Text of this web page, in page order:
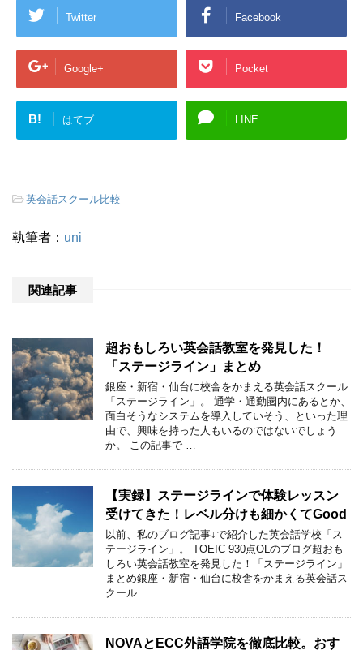
Twitter Facebook
Google+ Pocket
B! はてブ LINE
-英会話スクール比較
執筆者： uni
関連記事
超おもしろい英会話教室を発見した！
「ステージライン」まとめ
銀座・新宿・仙台に校舎をかまえる英会話スクール
「ステージライン」。 通学・通勤圏内にあるとか、
面白そうなシステムを導入していそう、といった理
由で、興味を持った人もいるのではないでしょう
か。 この記事で …
【実録】ステージラインで体験レッスン
受けてきた！レベル分けも細かくてGood
以前、私のブログ記事↓で紹介した英会話学校「ス
テージライン」。 TOEIC 930点OLのブログ超おも
しろい英会話教室を発見した！「ステージライン」
まとめ銀座・新宿・仙台に校舎をかまえる英会話ス
クール …
NOVAとECC外語学院を徹底比較。おす